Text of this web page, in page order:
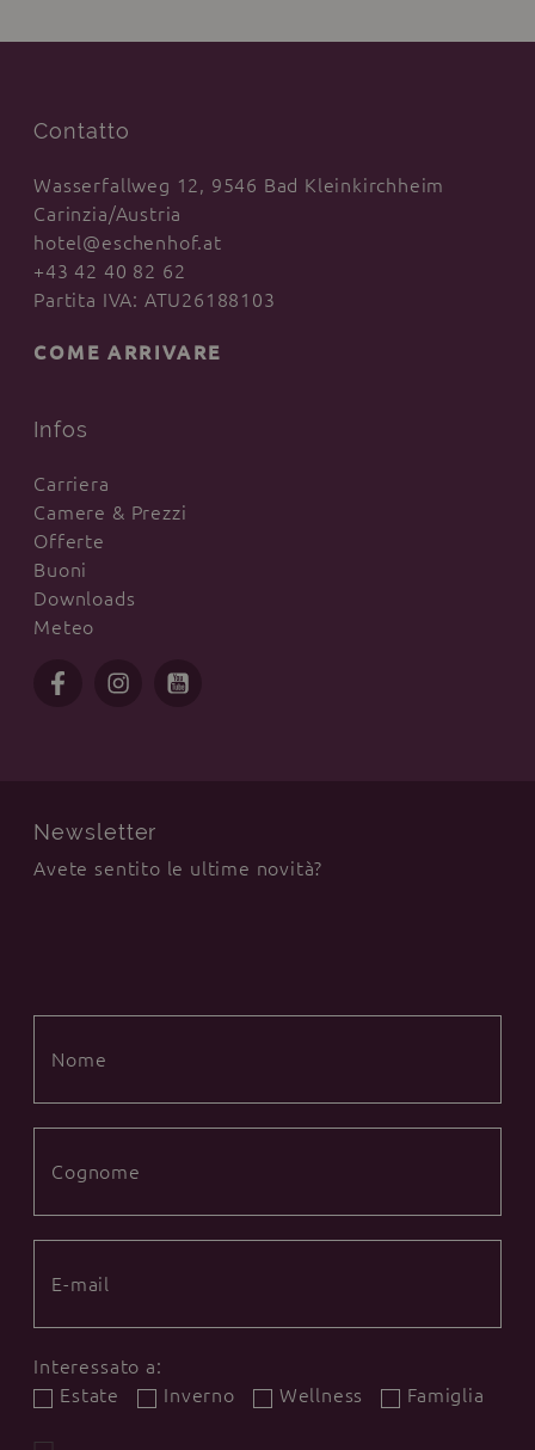
Contatto
Wasserfallweg 12, 9546 Bad Kleinkirchheim
Carinzia/Austria
hotel@eschenhof.at
+43 42 40 82 62
Partita IVA: ATU26188103
COME ARRIVARE
Infos
Carriera
Camere & Prezzi
Offerte
Buoni
Downloads
Meteo
Newsletter
Avete sentito le ultime novità?
Interessato a:
Estate
Inverno Wellness Famiglia